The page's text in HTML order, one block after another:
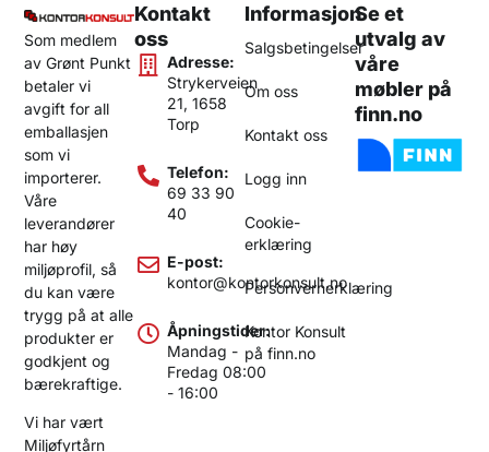
Som medlem
av Grønt Punkt
betaler vi
avgift for all
emballasjen
som vi
importerer.
Våre
leverandører
har høy
miljøprofil, så
du kan være
trygg på at alle
produkter er
godkjent og
bærekraftige.
Vi har vært
Miljøfyrtårn
Kontakt
oss
Adresse:
Strykerveien
21, 1658
Torp
Telefon:
69 33 90
40
E-post:
kontor@kontorkonsult.no
Åpningstider:
Mandag -
Fredag 08:00
- 16:00
Informasjon
Salgsbetingelser
Om oss
Kontakt oss
Logg inn
Cookie-
erklæring
Personvernerklæring
Kontor Konsult
på finn.no
Se et
utvalg av
våre
møbler på
finn.no